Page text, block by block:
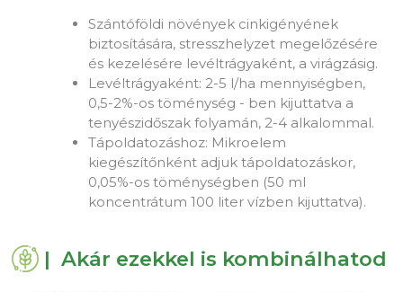
Szántóföldi növények cinkigényének
biztosítására, stresszhelyzet megelőzésére
és kezelésére levéltrágyaként, a virágzásig.
Levéltrágyaként: 2-5 l/ha mennyiségben,
0,5-2%-os töménység - ben kijuttatva a
tenyészidőszak folyamán, 2-4 alkalommal.
Tápoldatozáshoz: Mikroelem
kiegészítőnként adjuk tápoldatozáskor,
0,05%-os töménységben (50 ml
koncentrátum 100 liter vízben kijuttatva).
| Akár ezekkel is kombinálhatod